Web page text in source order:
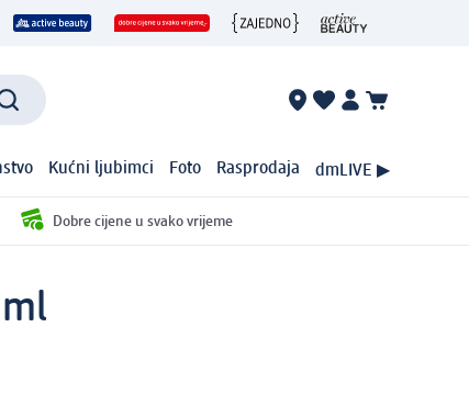
Kućni ljubimci Foto Rasprodaja dmLIVE ▶
Dobre cijene u svako vrijeme